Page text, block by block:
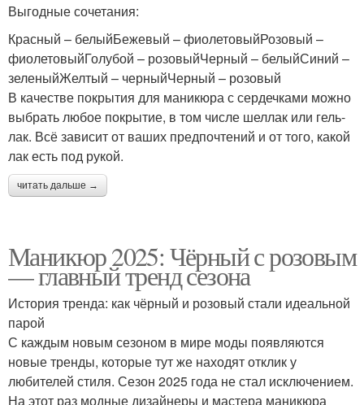
Выгодные сочетания:
Красный – белыйБежевый – фиолетовыйРозовый –
фиолетовыйГолубой – розовыйЧерный – белыйСиний –
зеленыйЖелтый – черныйЧерный – розовый
В качестве покрытия для маникюра с сердечками можно
выбрать любое покрытие, в том числе шеллак или гель-
лак. Всё зависит от ваших предпочтений и от того, какой
лак есть под рукой.
читать дальше →
Маникюр 2025: Чёрный с розовым
— главный тренд сезона
История тренда: как чёрный и розовый стали идеальной
парой
С каждым новым сезоном в мире моды появляются
новые тренды, которые тут же находят отклик у
любителей стиля. Сезон 2025 года не стал исключением.
На этот раз модные дизайнеры и мастера маникюра